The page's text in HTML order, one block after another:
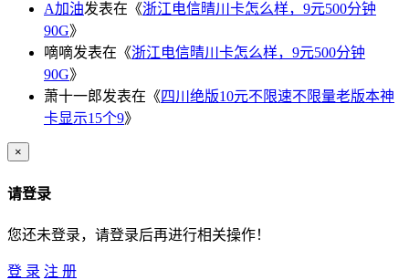
A加油发表在《浙江电信晴川卡怎么样，9元500分钟
90G》
嘀嘀发表在《浙江电信晴川卡怎么样，9元500分钟
90G》
萧十一郎发表在《四川绝版10元不限速不限量老版本神
卡显示15个9》
×
请登录
您还未登录，请登录后再进行相关操作！
登 录 注 册